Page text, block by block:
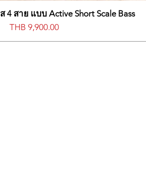
4 สาย แบบ Active Short Scale Bass
價格
THB 9,900.00